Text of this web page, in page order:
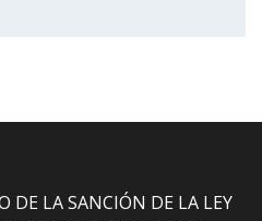
DE LA SANCIÓN DE LA LEY